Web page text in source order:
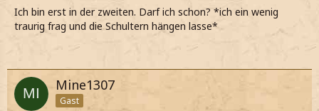
Ich bin erst in der zweiten. Darf ich schon? *ich ein wenig
traurig frag und die Schultern hängen lasse*
Mine1307
Gast